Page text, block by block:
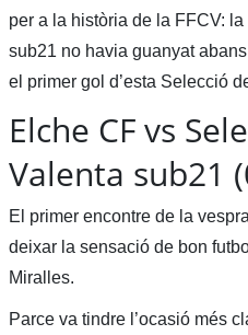
per a la història de la FFCV:
sub21 no havia guanyat
el primer gol d’esta Selecció
Elche CF vs
Valenta sub21
El primer encontre de la
deixar la sensació de bon
Miralles.
Parce va tindre l’ocasió més